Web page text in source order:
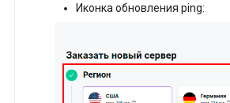
Иконка обновления ping: